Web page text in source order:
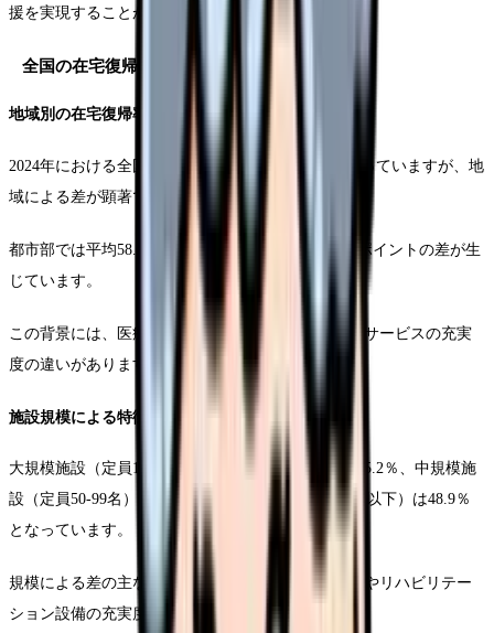
援を実現することが期待されています。
全国の在宅復帰率の動向分析
地域別の在宅復帰率比較
2024年における全国の在宅復帰率平均は52.3％となっていますが、地
域による差が顕著です。
都市部では平均58.7％、地方部では46.8％と、約12ポイントの差が生
じています。
この背景には、医療資源の偏在や地域における介護サービスの充実
度の違いがあります。
施設規模による特徴
大規模施設（定員100名以上）の平均在宅復帰率は55.2％、中規模施
設（定員50-99名）は51.8％、小規模施設（定員49名以下）は48.9％
となっています。
規模による差の主な要因として、専門職の配置状況やリハビリテー
ション設備の充実度が挙げられます。